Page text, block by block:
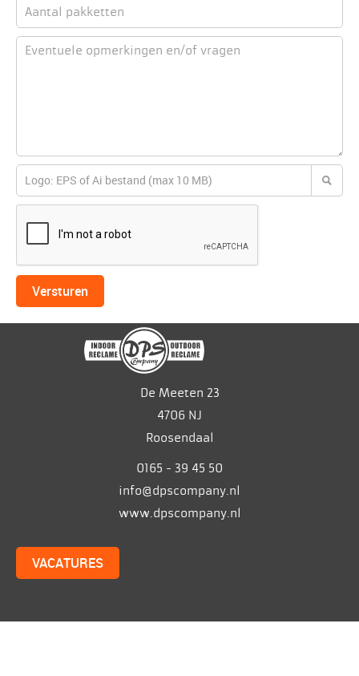
Versturen
De Meeten 23
4706 NJ
Roosendaal
0165 - 39 45 50
info@dpscompany.nl
www.dpscompany.nl
VACATURES